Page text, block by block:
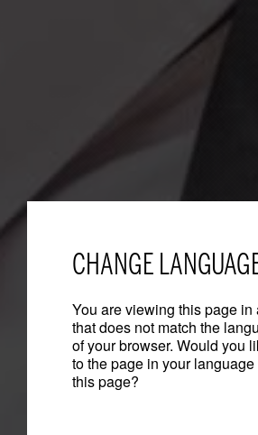
CHANGE
You are viewing this page in
that does not match the
of your browser. Would you
to the page in your language
this page?